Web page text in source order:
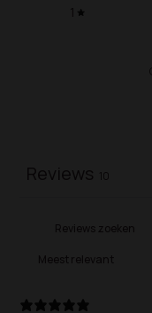
1
Reviews 10